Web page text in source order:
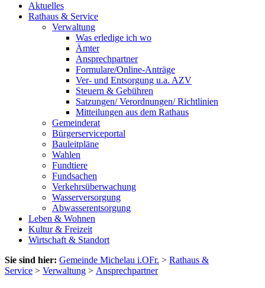
Aktuelles
Rathaus & Service
Verwaltung
Was erledige ich wo
Ämter
Ansprechpartner
Formulare/Online-Anträge
Ver- und Entsorgung u.a. AZV
Steuern & Gebühren
Satzungen/ Verordnungen/ Richtlinien
Mitteilungen aus dem Rathaus
Gemeinderat
Bürgerserviceportal
Bauleitpläne
Wahlen
Fundtiere
Fundsachen
Verkehrsüberwachung
Wasserversorgung
Abwasserentsorgung
Leben & Wohnen
Kultur & Freizeit
Wirtschaft & Standort
Sie sind hier: Gemeinde Michelau i.OFr. > Rathaus &
Service > Verwaltung > Ansprechpartner